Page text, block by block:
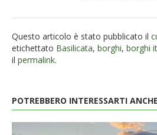
Questo articolo è stato pubblicato il
etichettato Basilicata, borghi, borghi
il permalink.
POTREBBERO INTERESSARTI ANCHE